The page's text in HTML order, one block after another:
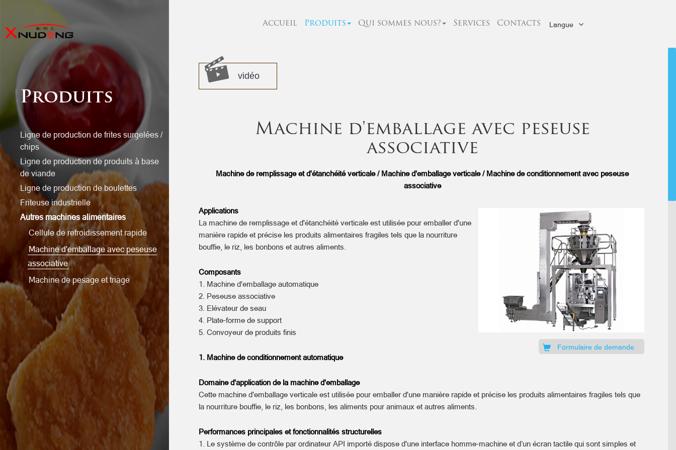
Produits
Ligne de production de frites surgelées /
chips
Ligne de production de produits à base
de viande
Ligne de production de boulettes
Friteuse industrielle
Autres machines alimentaires
Cellule de refroidissement rapide
Machine d'emballage avec peseuse
associative
Machine de pesage et triage
Accueil Produits Qui sommes nous? Services Contacts Langue
vidéo
Machine d'emballage avec peseuse
associative
Machine de remplissage et d'étanchéité verticale / Machine d'emballage verticale / Machine de conditionnement avec peseuse
associative
Formulaire de demande
Applications
La machine de remplissage et d'étanchéité verticale est utilisée pour emballer d'une
manière rapide et précise les produits alimentaires fragiles tels que la nourriture
bouffie, le riz, les bonbons et autres aliments.
Composants
1. Machine d'emballage automatique
2. Peseuse associative
3. Elévateur de seau
4. Plate-forme de support
5. Convoyeur de produits finis
1. Machine de conditionnement automatique
Domaine d'application de la machine d'emballage
Cette machine d'emballage verticale est utilisée pour emballer d'une manière rapide et précise les produits alimentaires fragiles tels que
la nourriture bouffie, le riz, les bonbons, les aliments pour animaux et autres aliments.
Performances principales et fonctionnalités structurelles
1. Le système de contrôle par ordinateur API importé dispose d'une interface homme-machine et d’un écran tactile qui sont simples et